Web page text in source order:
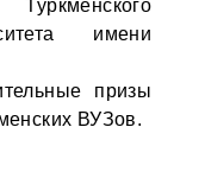
имени
призы
ВУЗов.